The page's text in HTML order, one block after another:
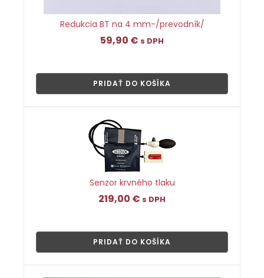
Redukcia BT na 4 mm-/prevodník/
59,90 € s DPH
PRIDAŤ DO KOŠÍKA
Senzor krvného tlaku
219,00 € s DPH
PRIDAŤ DO KOŠÍKA